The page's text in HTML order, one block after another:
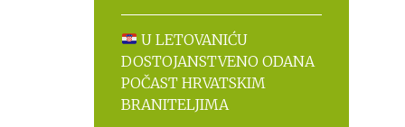
U LETOVANIĆU
DOSTOJANSTVENO ODANA
POČAST HRVATSKIM
BRANITELJIMA